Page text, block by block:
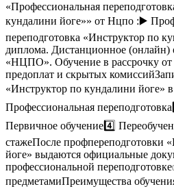
«Профессиональная
кундалини йоге»» от Нцпо :▶️
переподготовка «Инструктор по
диплома. Дистанционное (онлайн)
«НЦПО». Обучение в рассрочку от
предоплат и скрытых
«Инструктор по кундалини йоге»
Профессиональная
Первичное обучение4️⃣
стажеПосле профпереподготовки
йоге» выдаются официальные
профессиональной
предметамиПреимущества